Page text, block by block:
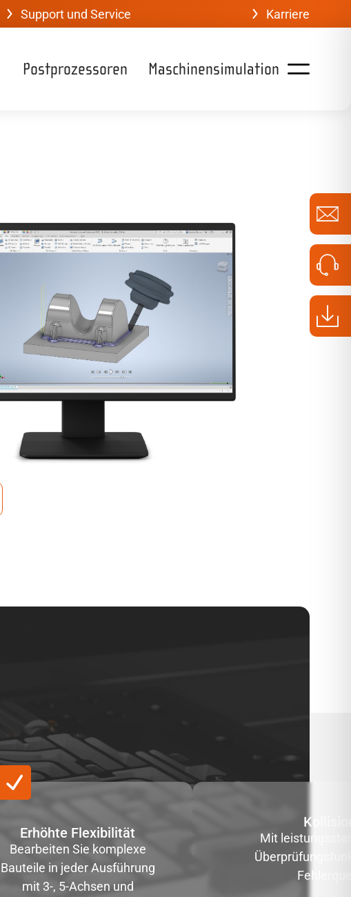
Support und Service Karriere
Postprozessoren Maschinensimulation
Erhöhte Flexibilität
Bearbeiten Sie komplexe
Bauteile in jeder Ausführung
mit 3-, 5-Achsen und
Mit